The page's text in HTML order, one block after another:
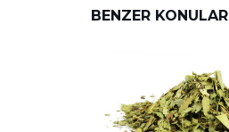
BENZER KONULAR